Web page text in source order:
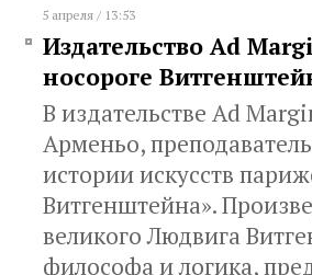
5 апреля / 13:53
Издательство Ad
носороге
В издательстве Ad
Арменьо,
истории искусств
Витгенштейна».
великого Людвига
философа и логика,